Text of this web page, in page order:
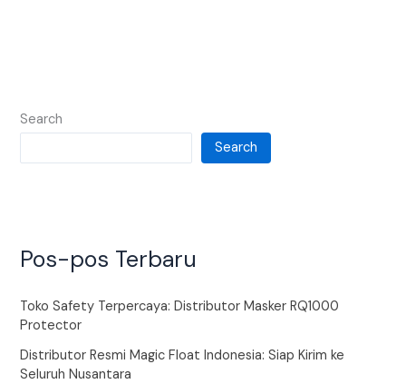
Search
Search
Pos-pos Terbaru
Toko Safety Terpercaya: Distributor Masker RQ1000
Protector
Distributor Resmi Magic Float Indonesia: Siap Kirim ke
Seluruh Nusantara